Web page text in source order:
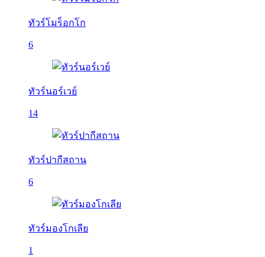
ทัวร์โมร็อกโก
6
ทัวร์นอร์เวย์
14
ทัวร์ปากีสถาน
6
ทัวร์มองโกเลีย
1